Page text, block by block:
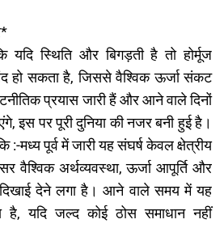
यदि स्थिति और बिगड़ती है तो होर्मूज
हो सकता है, जिससे वैश्विक ऊर्जा संकट
प्रयास जारी हैं और आने वाले दिनों
इस पर पूरी दुनिया की नजर बनी हुई है।
मध्य पूर्व में जारी यह संघर्ष केवल क्षेत्रीय
वैश्विक अर्थव्यवस्था, ऊर्जा आपूर्ति और
देने लगा है। आने वाले समय में यह
यदि जल्द कोई ठोस समाधान नहीं